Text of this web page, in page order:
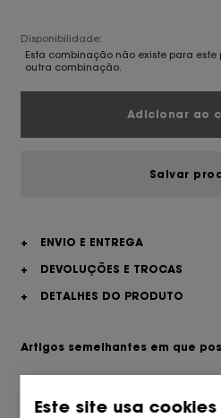
Disponibilidade:
Esta combinação não existe para este
outra combinação.
Adicionar ao
Salvar
+
ENVIO E ENTREGA
+
DEVOLUÇÕES E TROCAS
+
DETALHES DO PRODUTO
Artigos semelhantes em que
Este site usa cookies